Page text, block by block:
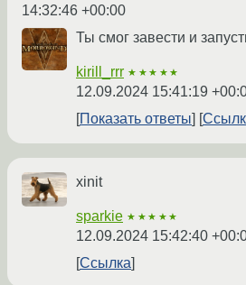
14:32:46 +00:00
Ты смог завести и
kirill_rrr ★★★★★
12.09.2024 15:41:19
Показать ответы
xinit
sparkie ★★★★★
12.09.2024 15:42:40
Ссылка